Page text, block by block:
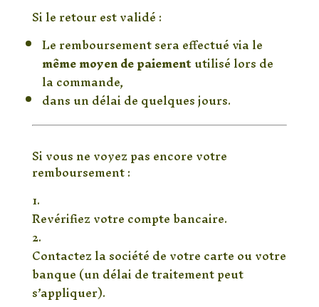
Si le retour est validé :
Le remboursement sera effectué via le
même moyen de paiementutilisé lors de
la commande,
dans un délai de quelques jours.
⏳ Remboursements en attente
Si vous ne voyez pas encore votre
remboursement :
Revérifiez votre compte bancaire.
Contactez la société de votre carte ou votre
banque (un délai de traitement peut
s’appliquer).